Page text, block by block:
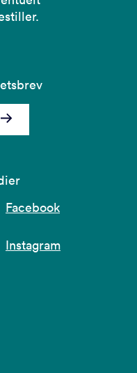
Facebook
Instagram